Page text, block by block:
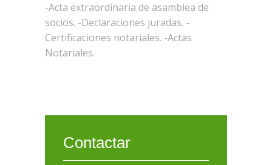
-Acta extraordinaria de asamblea de
socios. -Declaraciones juradas. -
Certificaciones notariales. -Actas
Notariales.
Contactar